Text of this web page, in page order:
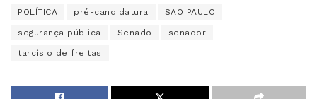
POLÍTICA pré-candidatura SÃO PAULO
segurança pública Senado senador
tarcísio de freitas